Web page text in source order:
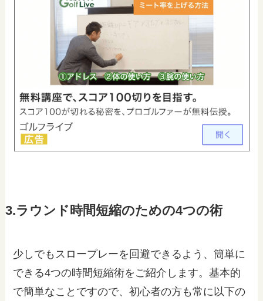
3.ラウンド時間短縮のための4つの術
少しでもスロープレーを回避できるよう、簡単に
できる4つの時間短縮術をご紹介します。基本的
で簡単なことですので、初心者の方も常に以下の